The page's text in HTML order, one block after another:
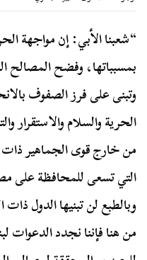
“شعبنا الأبي: إن مواجهة
بمسبباتها، وفضح المصالح
وتبنى على فرز الصفوف
الحرية والسلام والاستقرار
من خارج قوى الجماهير ذات
التي تسعى للمحافظة على
وبالطبع لن تبنيها الدول
من هنا فإننا نجدد الدعوات